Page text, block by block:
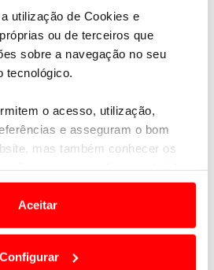
utilização de Cookies e
ou de terceiros que
sobre a navegação no seu
tecnológico.
o acesso, utilização,
e asseguram o bom
mas também conhecer os
promover produtos e/ou serviços.
destas tecnologias
as suas preferências e limitando
Aceitar
Configurar